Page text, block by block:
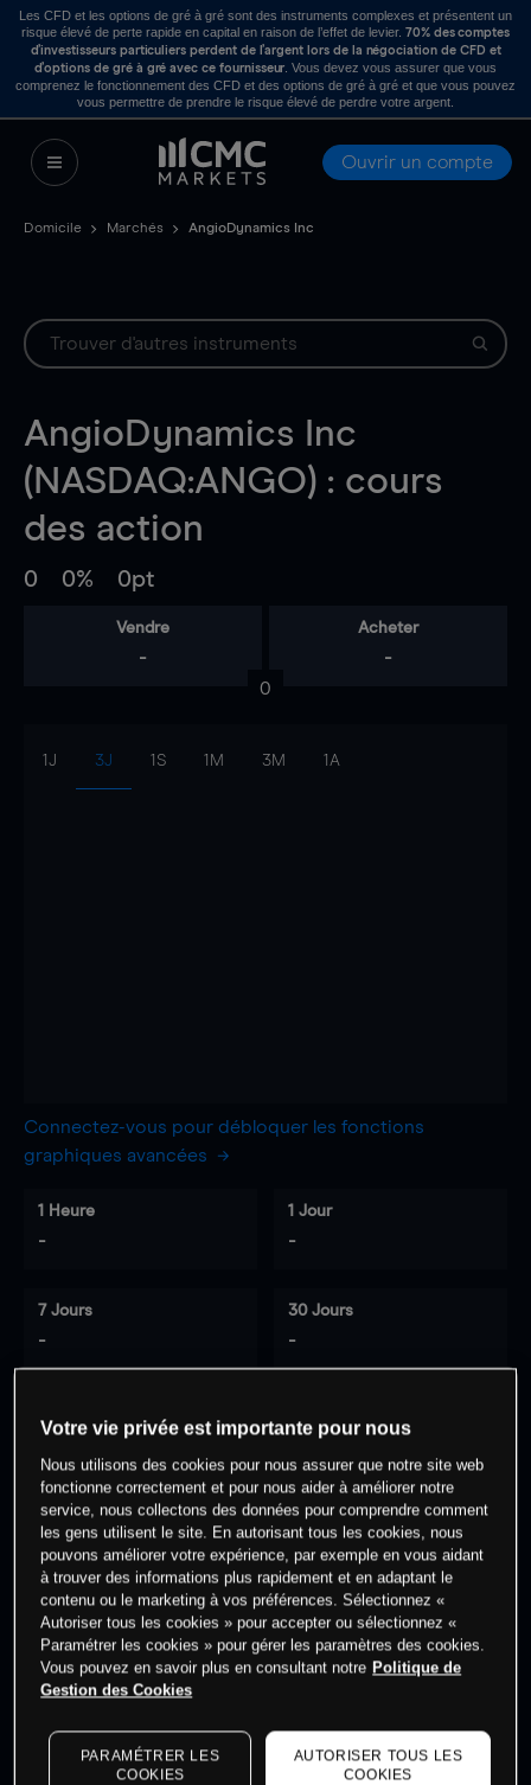
Les CFD et les options de gré à gré sont des instruments complexes et présentent un
risque élevé de perte rapide en capital en raison de l’effet de levier. 70% des comptes
d’investisseurs particuliers perdent de l’argent lors de la négociation de CFD et
d’options de gré à gré avec ce fournisseur . Vous devez vous assurer que vous
comprenez le fonctionnement des CFD et des options de gré à gré et que vous pouvez
vous permettre de prendre le risque élevé de perdre votre argent.
Ouvrir un compte
Domicile Marchés AngioDynamics Inc
AngioDynamics Inc
(NASDAQ:ANGO) : cours
des action
0 0% 0pt
Vendre
-
Acheter
-
0
1J 3J 1S 1M 3M 1A
Connectez-vous pour débloquer les fonctions
graphiques avancées
1 Heure
-
1 Jour
-
7 Jours
-
30 Jours
-
0 % des clients ont une position à
cet actif
Commencez à trader
dernières données du marché.Log into see latest
market data
Votre vie privée est importante pour nous
Nous utilisons des cookies pour nous assurer que notre site web
fonctionne correctement et pour nous aider à améliorer notre
service, nous collectons des données pour comprendre comment
les gens utilisent le site. En autorisant tous les cookies, nous
pouvons améliorer votre expérience, par exemple en vous aidant
à trouver des informations plus rapidement et en adaptant le
contenu ou le marketing à vos préférences. Sélectionnez «
Autoriser tous les cookies » pour accepter ou sélectionnez «
Paramétrer les cookies » pour gérer les paramètres des cookies.
Vous pouvez en savoir plus en consultant notre Politique de
Gestion des Cookies
PARAMÉTRER LES
COOKIES
AUTORISER TOUS LES
COOKIES